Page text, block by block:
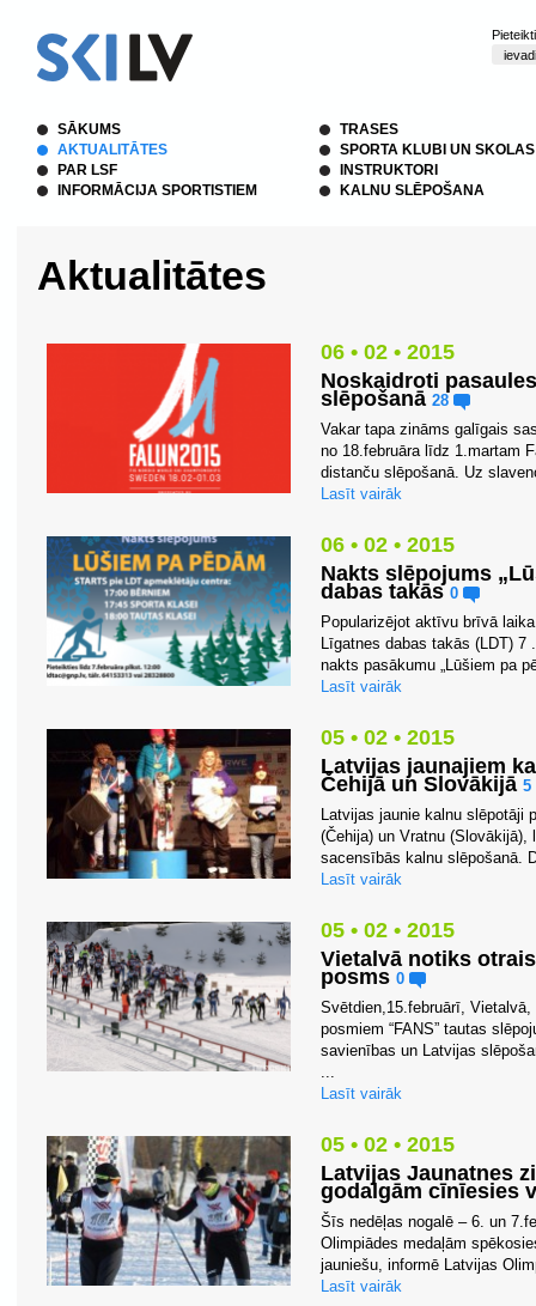
SĀKUMS
AKTUALITĀTES
PAR LSF
INFORMĀCIJA SPORTISTIEM
TRASES
SPORTA KLUBI UN SKOLAS
INSTRUKTORI
KALNU SLĒPOŠANA
Aktualitātes
06 • 02 • 2015
Noskaidroti
slēpošanā 28
Vakar tapa zināms galīgais
no 18.februāra līdz 1.martam
distanču slēpošanā. Uz
Lasīt vairāk
06 • 02 • 2015
Nakts slēpojums
dabas takās 0
Popularizējot aktīvu brīvā
Līgatnes dabas takās (LDT)
nakts pasākumu „Lūšiem pa
Lasīt vairāk
05 • 02 • 2015
Latvijas jaunajiem
Čehijā un Slovākijā 5
Latvijas jaunie kalnu slēpotāji
(Čehija) un Vratnu
sacensībās kalnu slēpošanā.
Lasīt vairāk
05 • 02 • 2015
Vietalvā notiks
posms 0
Svētdien,15.februārī,
posmiem “FANS” tautas
savienības un Latvijas
...
Lasīt vairāk
05 • 02 • 2015
Latvijas Jaunatnes
godalgām cīnīesies
Šīs nedēļas nogalē – 6. un
Olimpiādes medaļām
jauniešu, informē Latvijas
Lasīt vairāk